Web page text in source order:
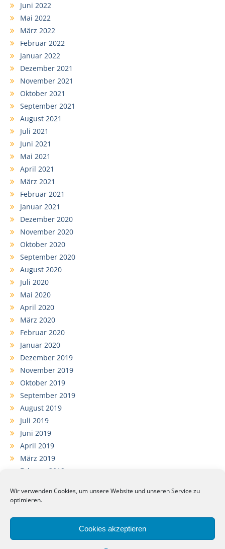
Wir verwenden Cookies, um unsere Website und unseren Service zu
optimieren.
Cookies akzeptieren
Juni 2022
Mai 2022
März 2022
Februar 2022
Januar 2022
Dezember 2021
November 2021
Oktober 2021
September 2021
August 2021
Juli 2021
Juni 2021
Mai 2021
April 2021
März 2021
Februar 2021
Januar 2021
Dezember 2020
November 2020
Oktober 2020
September 2020
August 2020
Juli 2020
Mai 2020
April 2020
März 2020
Februar 2020
Januar 2020
Dezember 2019
November 2019
Oktober 2019
September 2019
August 2019
Juli 2019
Juni 2019
April 2019
März 2019
Februar 2019
Dezember 2018